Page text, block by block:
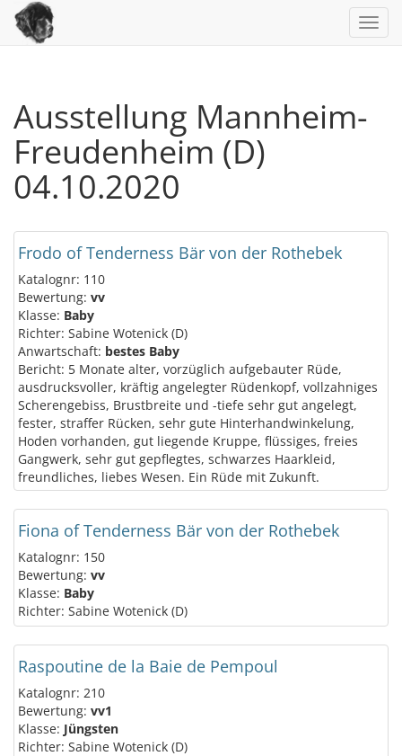
Ausstellung Mannheim-
Freudenheim (D)
04.10.2020
Frodo of Tenderness Bär von der Rothebek
Katalognr: 110
Bewertung: vv
Klasse: Baby
Richter: Sabine Wotenick (D)
Anwartschaft: bestes Baby
Bericht: 5 Monate alter, vorzüglich aufgebauter Rüde,
ausdrucksvoller, kräftig angelegter Rüdenkopf, vollzahniges
Scherengebiss, Brustbreite und -tiefe sehr gut angelegt,
fester, straffer Rücken, sehr gute Hinterhandwinkelung,
Hoden vorhanden, gut liegende Kruppe, flüssiges, freies
Gangwerk, sehr gut gepflegtes, schwarzes Haarkleid,
freundliches, liebes Wesen. Ein Rüde mit Zukunft.
Fiona of Tenderness Bär von der Rothebek
Katalognr: 150
Bewertung: vv
Klasse: Baby
Richter: Sabine Wotenick (D)
Raspoutine de la Baie de Pempoul
Katalognr: 210
Bewertung: vv1
Klasse: Jüngsten
Richter: Sabine Wotenick (D)